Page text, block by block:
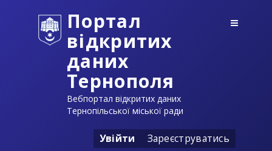
Портал
відкритих
даних
Тернополя
Вебпортал відкритих даних
Тернопільської міської ради
Увійти Зареєструватись